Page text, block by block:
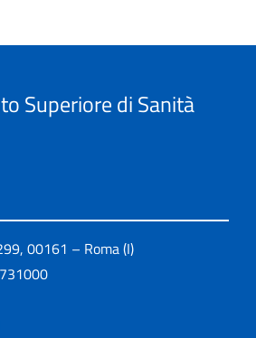
Superiore di Sanità
00161 – Roma (I)